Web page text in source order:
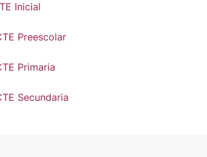
Inicial
Preescolar
Primaria
Secundaria